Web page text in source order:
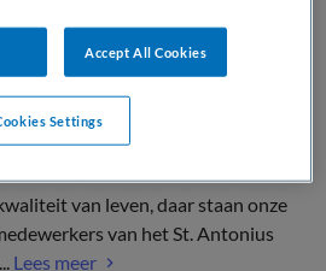
van leven, daar staan onze
van het St. Antonius
Lees meer
Accept All Cookies
Settings